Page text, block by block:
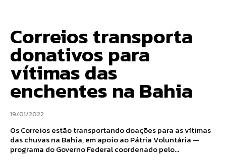
Correios transporta
donativos para
vítimas das
enchentes na Bahia
19/01/2022
Os Correios estão transportando doações para as vítimas
das chuvas na Bahia, em apoio ao Pátria Voluntária —
programa do Governo Federal coordenado pelo...